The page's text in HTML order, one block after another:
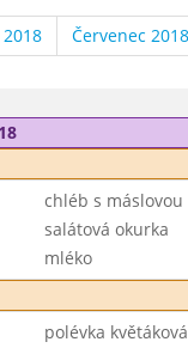
Červenec 2018
chléb s
salátová okurka
mléko
polévka květáková